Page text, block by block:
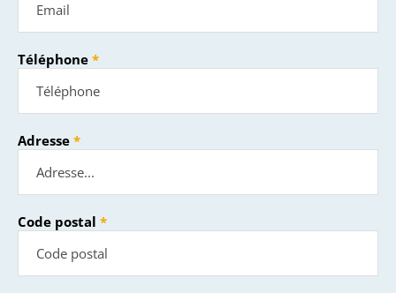
Téléphone
Adresse
Code postal